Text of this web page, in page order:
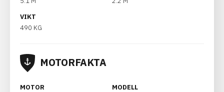
VIKT
490 KG
MOTORFAKTA
MOTOR
MODELL